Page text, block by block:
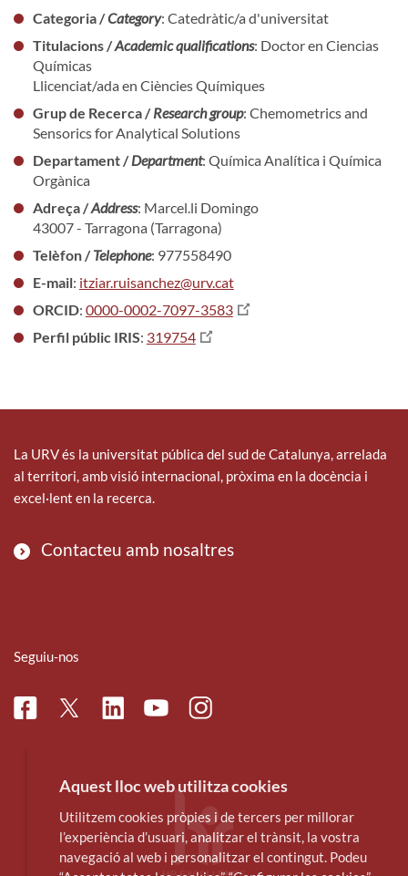
Categoria /Category: Catedràtic/a d'universitat
Titulacions /Academic qualifications: Doctor en Ciencias
Químicas
Llicenciat/ada en Ciències Químiques
Grup de Recerca /Research group: Chemometrics and
Sensorics for Analytical Solutions
Departament /Department: Química Analítica i Química
Orgànica
Adreça /Address: Marcel.li Domingo
43007 - Tarragona (Tarragona)
Telèfon /Telephone: 977558490
E-mail: itziar.ruisanchez@urv.cat
ORCID: 0000-0002-7097-3583
Perfil públic IRIS: 319754
La URV és la universitat pública del sud de Catalunya, arrelada
al territori, amb visió internacional, pròxima en la docència i
excel·lent en la recerca.
Contacteu amb nosaltres
Seguiu-nos
FacebookTwitterLinkedinYoutubeInstagram
Aquest lloc web utilitza cookies
Utilitzem cookies pròpies i de tercers per millorar
l’experiència d’usuari, analitzar el trànsit, la vostra
navegació al web i personalitzar el contingut. Podeu